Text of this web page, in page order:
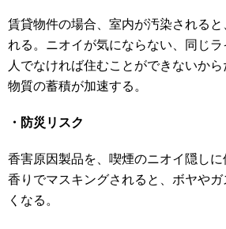
賃貸物件の場合、室内が汚染される
れる。ニオイが気にならない、同じ
人でなければ住むことができないか
物質の蓄積が加速する。
・防災リスク
香害原因製品を、喫煙のニオイ隠しに
香りでマスキングされると、ボヤやガ
くなる。